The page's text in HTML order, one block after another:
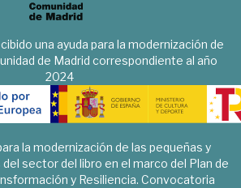
una ayuda para la modernización de
de Madrid correspondiente al año
2024
la modernización de las pequeñas y
sector del libro en el marco del Plan de
y Resiliencia. Convocatoria